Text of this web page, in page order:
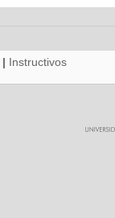
| Instructivos